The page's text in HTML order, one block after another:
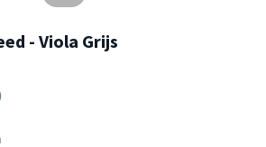
- Viola Grijs